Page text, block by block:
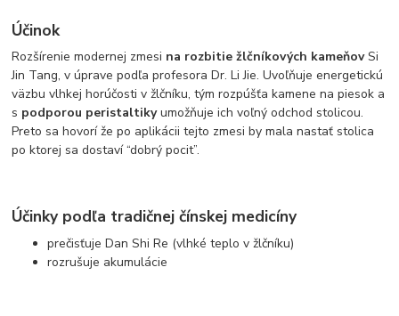
Účinok
Rozšírenie modernej zmesi na rozbitie žlčníkových kameňovSi
Jin Tang, v úprave podľa profesora Dr. Li Jie. Uvoľňuje energetickú
väzbu vlhkej horúčosti v žlčníku, tým rozpúšťa kamene na piesok a
s podporou peristaltikyumožňuje ich voľný odchod stolicou.
Preto sa hovorí že po aplikácii tejto zmesi by mala nastať stolica
po ktorej sa dostaví “dobrý pocit”.
Účinky podľa tradičnej čínskej medicíny
prečisťuje Dan Shi Re (vlhké teplo v žlčníku)
rozrušuje akumulácie